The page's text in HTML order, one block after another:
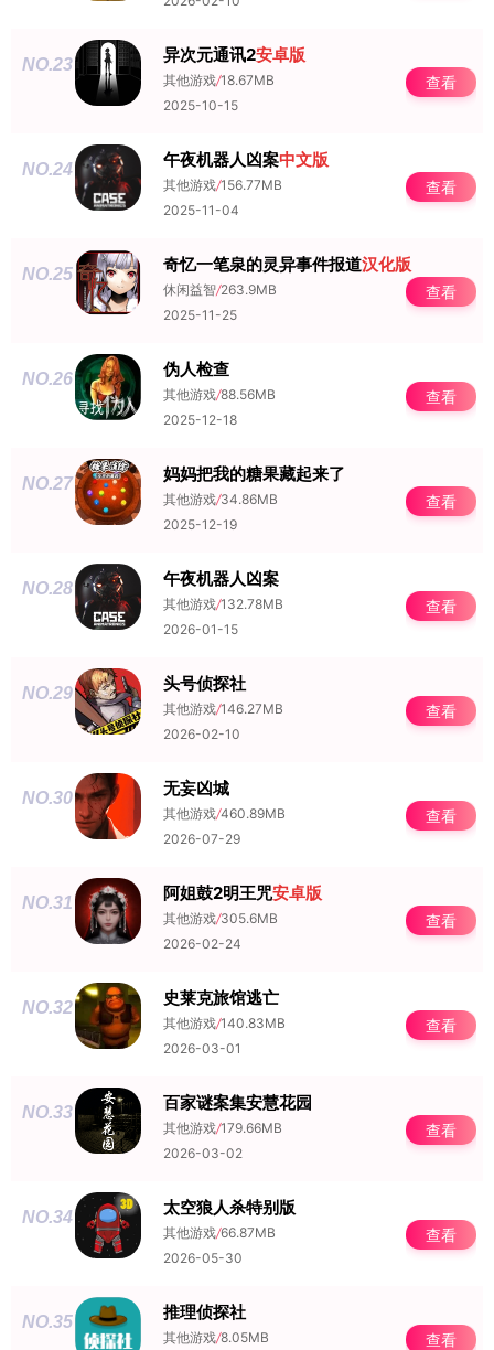
NO.23 异次元通讯2安卓版
其他游戏/18.67MB
2025-10-15
查看
NO.24 午夜机器人凶案中文版
其他游戏/156.77MB
2025-11-04
查看
NO.25 奇忆一笔泉的灵异事件报道汉化版
休闲益智/263.9MB
2025-11-25
查看
NO.26 伪人检查
其他游戏/88.56MB
2025-12-18
查看
NO.27 妈妈把我的糖果藏起来了
其他游戏/34.86MB
2025-12-19
查看
NO.28 午夜机器人凶案
其他游戏/132.78MB
2026-01-15
查看
NO.29 头号侦探社
其他游戏/146.27MB
2026-02-10
查看
NO.30 无妄凶城
其他游戏/460.89MB
2026-07-29
查看
NO.31 阿姐鼓2明王咒安卓版
其他游戏/305.6MB
2026-02-24
查看
NO.32 史莱克旅馆逃亡
其他游戏/140.83MB
2026-03-01
查看
NO.33 百家谜案集安慧花园
其他游戏/179.66MB
2026-03-02
查看
NO.34 太空狼人杀特别版
其他游戏/66.87MB
2026-05-30
查看
NO.35 推理侦探社
其他游戏/8.05MB
查看